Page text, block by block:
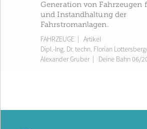
Generation von Fahrzeugen
und Instandhaltung der
Fahrstromanlagen.
FAHRZEUGE | Artikel
Dipl.-Ing. Dr. techn. Florian
Alexander Gruber| Deine Bahn 06/